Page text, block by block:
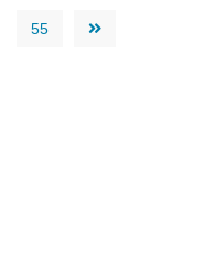
55